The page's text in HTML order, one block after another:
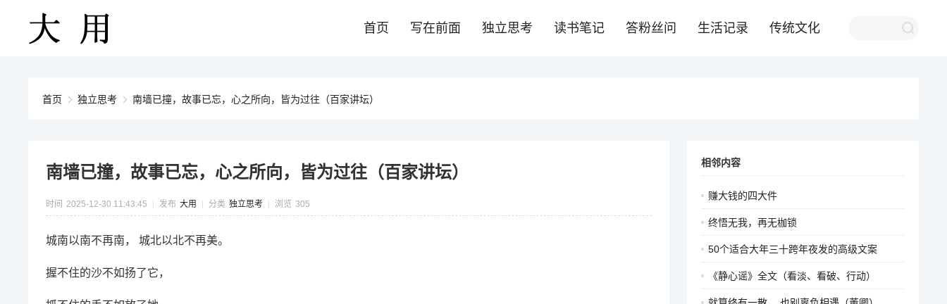
首页 写在前面 独立思考 读书笔记 答粉丝问 生活记录 传统文化
首页 独立思考 南墙已撞，故事已忘，心之所向，皆为过往（百家讲坛）
南墙已撞，故事已忘，心之所向，皆为过往（百家讲坛）
时间 2025-12-30 11:43:45 发布 大用 分类 独立思考 浏览 305
城南以南不再南， 城北以北不再美。
握不住的沙不如扬了它，
相邻内容
赚大钱的四大件
终悟无我，再无枷锁
50个适合大年三十跨年夜发的高级文案
《静心谣》全文（看淡、看破、行动）